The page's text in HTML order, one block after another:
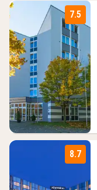
7.5
8.7